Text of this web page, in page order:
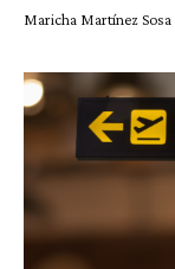
Maricha Martínez Sosa